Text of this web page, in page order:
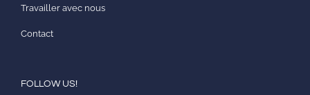
Travailler avec nous
Contact
FOLLOW US!